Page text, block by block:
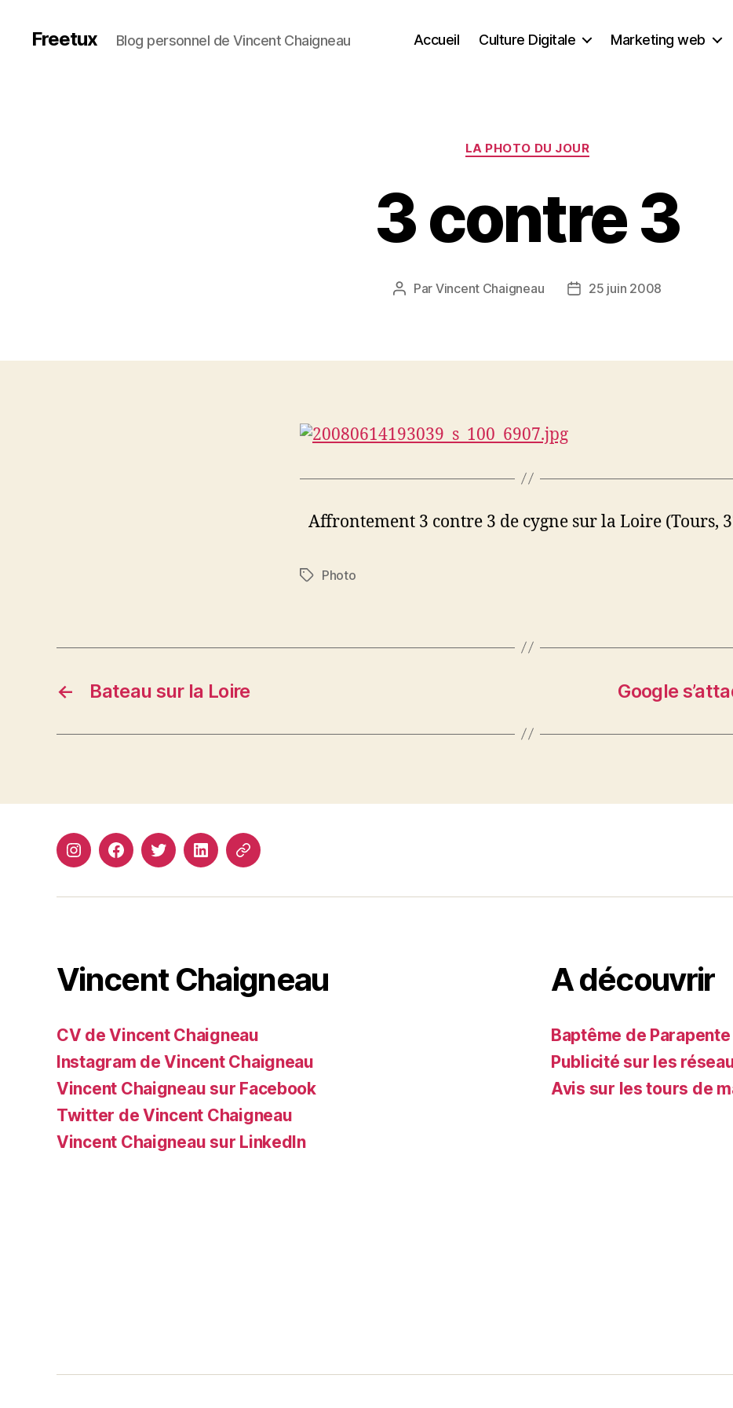
Freetux Blog personnel de Vincent Chaigneau Accueil Culture Digitale Marketing web
Catégories
LA PHOTO DU JOUR
3 contre 3
Auteur
Par Vincent Chaigneau
Date25 juin 2008
Affrontement 3 contre 3 de cygne sur la Loire (Tours,
Étiquettes
Photo
← Bateau sur la Loire Google
InstagramFacebookTwitterLinkedinSite
Vincent Chaigneau
CV de Vincent Chaigneau
Instagram de Vincent Chaigneau
Vincent Chaigneau sur Facebook
Twitter de Vincent Chaigneau
Vincent Chaigneau sur LinkedIn
A découvrir
Baptême de Parapente
Publicité sur les
Avis sur les tours de